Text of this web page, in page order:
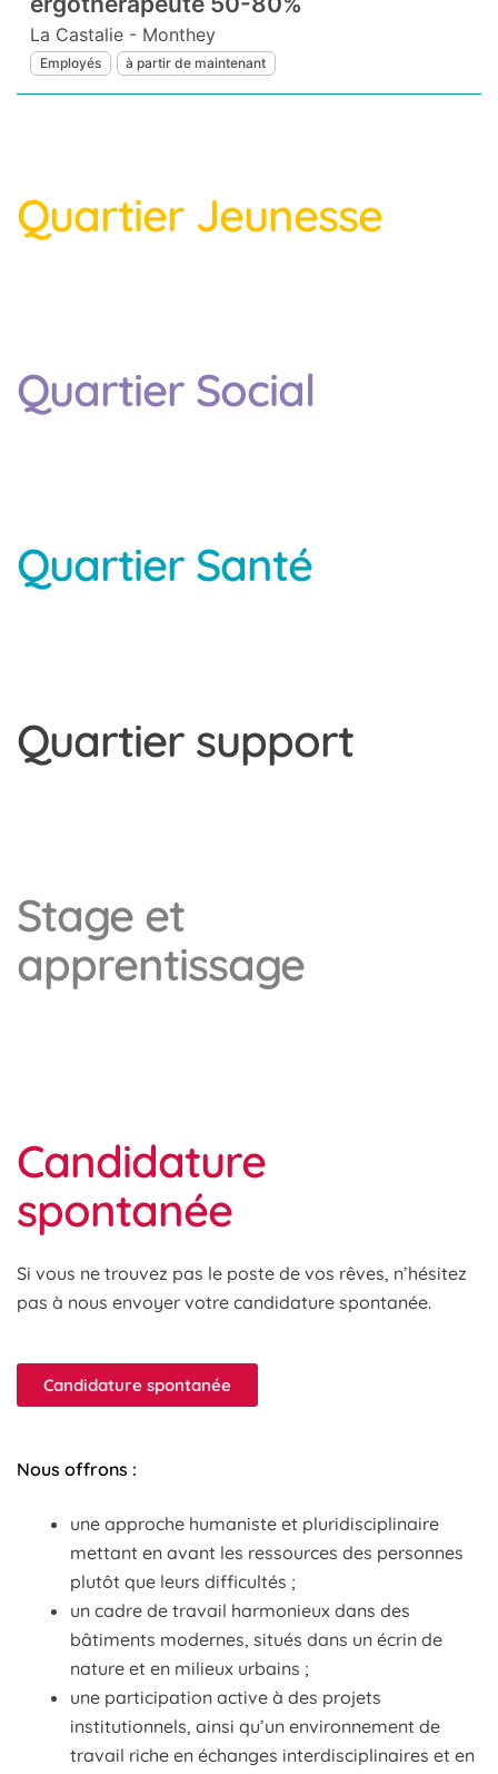
Quartier Jeunesse
Quartier Social
Quartier Santé
Quartier support
Stage et
apprentissage
Candidature
spontanée
Si vous ne trouvez pas le poste de vos rêves, n’hésitez
pas à nous envoyer votre candidature spontanée.
Candidature spontanée
Nous offrons :
une approche humaniste et pluridisciplinaire
mettant en avant les ressources des personnes
plutôt que leurs difficultés ;
un cadre de travail harmonieux dans des
bâtiments modernes, situés dans un écrin de
nature et en milieux urbains ;
une participation active à des projets
institutionnels, ainsi qu’un environnement de
travail riche en échanges interdisciplinaires et en